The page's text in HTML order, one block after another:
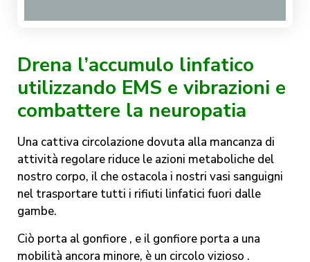
Drena l’accumulo linfatico
utilizzando EMS e vibrazioni e
combattere la neuropatia
Una cattiva circolazione dovuta alla mancanza di
attività regolare riduce le azioni metaboliche del
nostro corpo, il che ostacola i nostri vasi sanguigni
nel trasportare tutti i rifiuti linfatici fuori dalle
gambe.
Ciò porta al gonfiore , e il gonfiore porta a una
mobilità ancora minore, è un circolo vizioso .